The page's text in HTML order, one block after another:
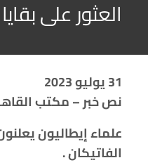
العثور على
31 يوليو 2023
نص خبر – مكتب
علماء إيطاليون
الفاتيكان .